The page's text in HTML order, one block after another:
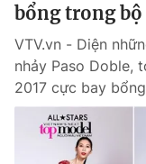
THỜI BÁO VTV
Theo dõi báo trên
bổng trong
VTV.vn - Diện
nhảy Paso Doble,
2017 cực bay